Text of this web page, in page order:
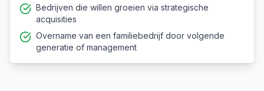
Bedrijven die willen groeien via strategische
acquisities
Overname van een familiebedrijf door volgende
generatie of management